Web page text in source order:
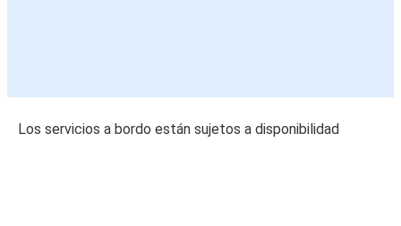
Los servicios a bordo están sujetos a disponibilidad